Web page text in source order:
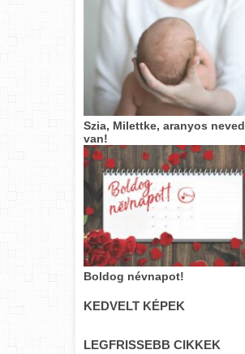
Szia, Milettke, aranyos neved
van!
Boldog névnapot!
KEDVELT KÉPEK
LEGFRISSEBB CIKKEK